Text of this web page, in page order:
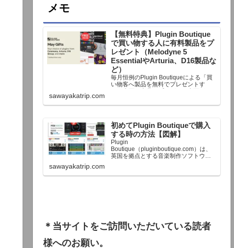
メモ
【無料特典】Plugin Boutique
で買い物する人に有料製品をプ
レゼント（Melodyne 5
EssentialやArturia、D16製品な
ど）
毎月恒例のPlugin Boutiqueによる「買
い物客へ製品を無料でプレゼントす
る」企画。今月もプレゼント企画が用
定額以上のお金を出して何かを購入す
終了予定日：日本時間：6/1（月…
sawayakatrip.com
初めてPlugin Boutiqueで購入
する時の方法【図解】
Plugin
Boutique（pluginboutique.com）は、
英国を拠点とする音楽制作ソフトウェ
で、世界中のミュージシャンに利用さ
sawayakatrip.com
＊当サイトをご訪問いただいている読者
様へのお願い。